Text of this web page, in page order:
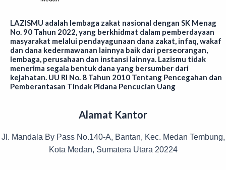
LAZISMU adalah lembaga zakat nasional dengan SK Menag
No. 90 Tahun 2022, yang berkhidmat dalam pemberdayaan
masyarakat melalui pendayagunaan dana zakat, infaq, wakaf
dan dana kedermawanan lainnya baik dari perseorangan,
lembaga, perusahaan dan instansi lainnya. Lazismu tidak
menerima segala bentuk dana yang bersumber dari
kejahatan. UU RI No. 8 Tahun 2010 Tentang Pencegahan dan
Pemberantasan Tindak Pidana Pencucian Uang
Alamat Kantor
Jl. Mandala By Pass No.140-A, Bantan, Kec. Medan Tembung,
Kota Medan, Sumatera Utara 20224